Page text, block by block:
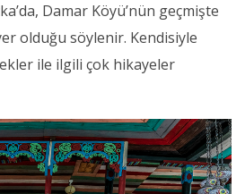
Damar Köyü’nün geçmişte
olduğu söylenir. Kendisiyle
ile ilgili çok hikayeler